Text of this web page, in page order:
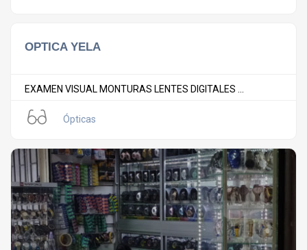
OPTICA YELA
EXAMEN VISUAL MONTURAS LENTES DIGITALES ...
Ópticas